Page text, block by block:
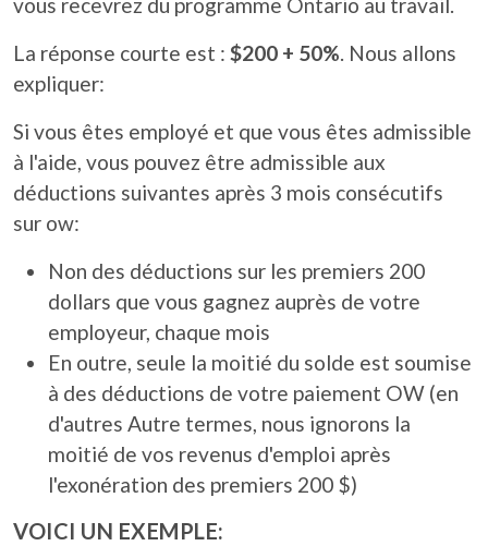
vous recevrez du programme Ontario au travail.
La réponse courte est : $200 + 50%. Nous allons
expliquer:
Si vous êtes employé et que vous êtes admissible
à l'aide, vous pouvez être admissible aux
déductions suivantes après 3 mois consécutifs
sur ow:
Non des déductions sur les premiers 200
dollars que vous gagnez auprès de votre
employeur, chaque mois
En outre, seule la moitié du solde est soumise
à des déductions de votre paiement OW (en
d'autres Autre termes, nous ignorons la
moitié de vos revenus d'emploi après
l'exonération des premiers 200 $)
VOICI UN EXEMPLE: